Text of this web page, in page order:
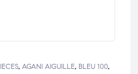
, AGANI AIGUILLE, BLEU 100,